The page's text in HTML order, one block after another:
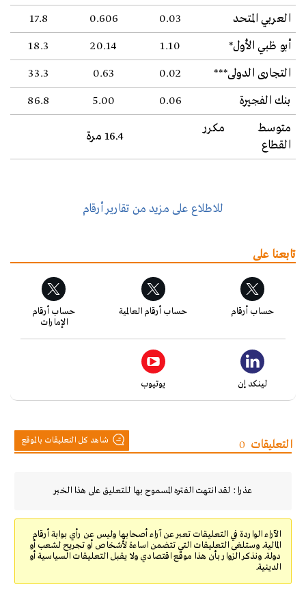
العربي المتحد
0.03
0.606
17.8
أبو ظبي الأول*
1.10
20.14
18.3
التجارى الدولى***
0.02
0.63
33.3
بنك الفجيرة
0.06
5.00
86.8
متوسط مكرر
القطاع
16.4 مرة
للاطلاع على مزيد من تقارير أرقام
تابعنا على
حساب أرقام
الإمارات
حساب أرقام العالمية حساب أرقام
يوتيوب لينكد إن
شاهد كل التعليقات بالموقع التعليقات 0
عذرا : لقد انتهت الفتره المسموح بها للتعليق على هذا الخبر
الآراء الواردة في التعليقات تعبر عن آراء أصحابها وليس عن رأي بوابة أرقام
المالية. وستلغى التعليقات التي تتضمن اساءة لأشخاص أو تجريح لشعب أو
دولة. ونذكر الزوار بأن هذا موقع اقتصادي ولا يقبل التعليقات السياسية أو
الدينية.